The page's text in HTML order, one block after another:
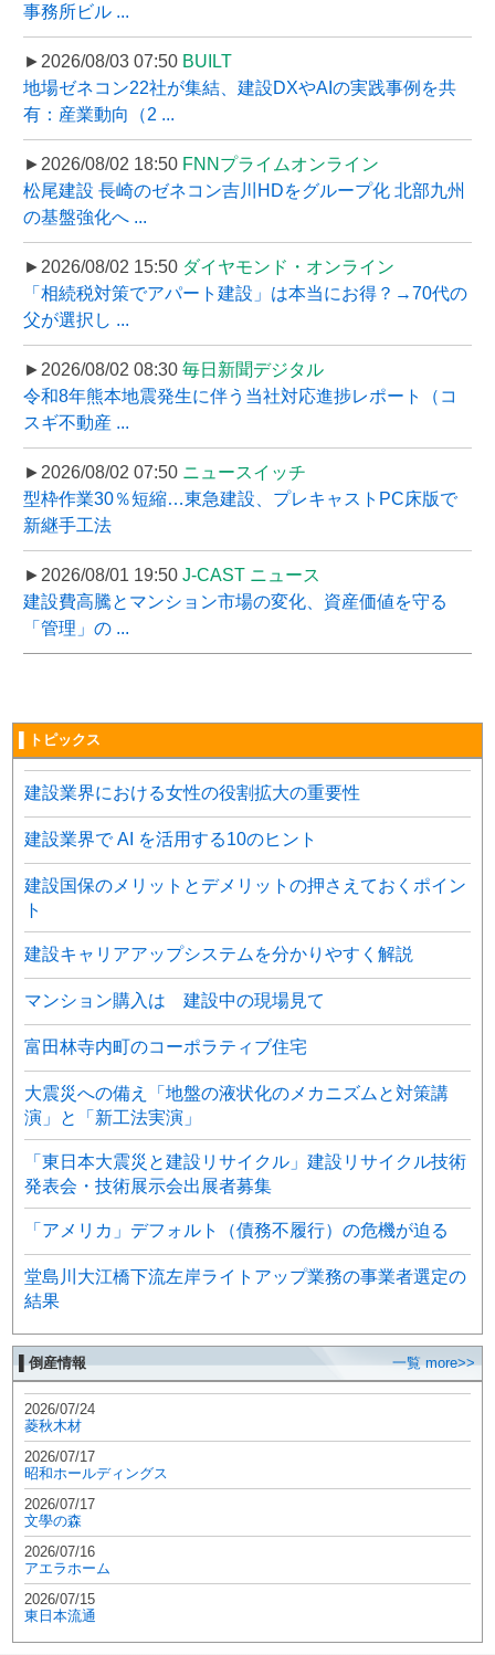
事務所ビル ...
►2026/08/03 07:50 BUILT
地場ゼネコン22社が集結、建設DXやAIの実践事例を共
有：産業動向（2 ...
►2026/08/02 18:50 FNNプライムオンライン
松尾建設 長崎のゼネコン吉川HDをグループ化 北部九州
の基盤強化へ ...
►2026/08/02 15:50 ダイヤモンド・オンライン
「相続税対策でアパート建設」は本当にお得？→70代の
父が選択し ...
►2026/08/02 08:30 毎日新聞デジタル
令和8年熊本地震発生に伴う当社対応進捗レポート（コ
スギ不動産 ...
►2026/08/02 07:50 ニュースイッチ
型枠作業30％短縮…東急建設、プレキャストPC床版で
新継手工法
►2026/08/01 19:50 J-CAST ニュース
建設費高騰とマンション市場の変化、資産価値を守る
「管理」の ...
▌トピックス
建設業界における女性の役割拡大の重要性
建設業界で AI を活用する10のヒント
建設国保のメリットとデメリットの押さえておくポイン
ト
建設キャリアアップシステムを分かりやすく解説
マンション購入は 建設中の現場見て
富田林寺内町のコーポラティブ住宅
大震災への備え「地盤の液状化のメカニズムと対策講
演」と「新工法実演」
「東日本大震災と建設リサイクル」建設リサイクル技術
発表会・技術展示会出展者募集
「アメリカ」デフォルト（債務不履行）の危機が迫る
堂島川大江橋下流左岸ライトアップ業務の事業者選定の
結果
▌倒産情報 一覧 more>>
2026/07/24
菱秋木材
2026/07/17
昭和ホールディングス
2026/07/17
文學の森
2026/07/16
アエラホーム
2026/07/15
東日本流通